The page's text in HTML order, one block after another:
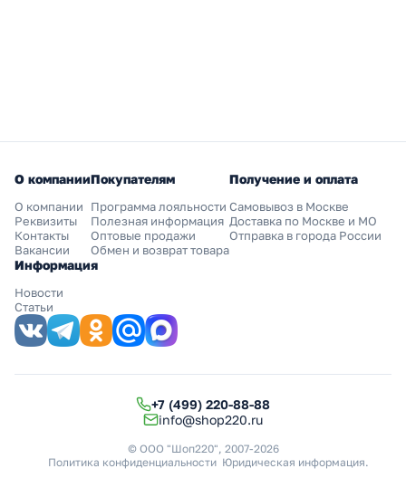
О компании
О компании
Реквизиты
Контакты
Вакансии
Покупателям
Программа лояльности
Полезная информация
Оптовые продажи
Обмен и возврат товара
Получение и оплата
Самовывоз в Москве
Доставка по Москве и МО
Отправка в города России
Информация
Новости
Статьи
+7 (499) 220-88-88
info@shop220.ru
© ООО "Шоп220", 2007-2026
Политика конфиденциальности Юридическая информация.